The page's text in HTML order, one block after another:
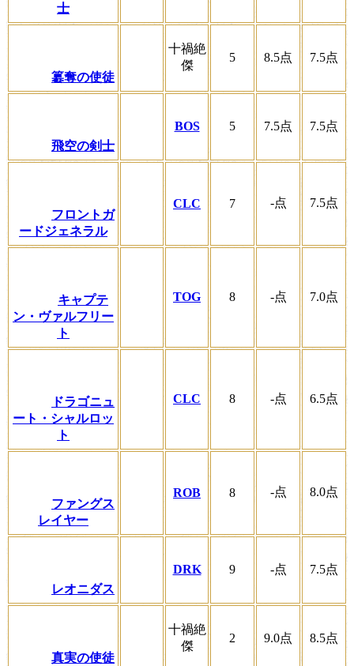
士
簒奪の使徒
十禍絶
傑
5 8.5点 7.5点
飛空の剣士
BOS 5 7.5点 7.5点
フロントガ
ードジェネラル
CLC 7 -点 7.5点
キャプテ
ン・ヴァルフリー
ト
TOG 8 -点 7.0点
ドラゴニュ
ート・シャルロッ
ト
CLC 8 -点 6.5点
ファングス
レイヤー
ROB 8 -点 8.0点
レオニダス
DRK 9 -点 7.5点
真実の使徒
十禍絶
傑
2 9.0点 8.5点